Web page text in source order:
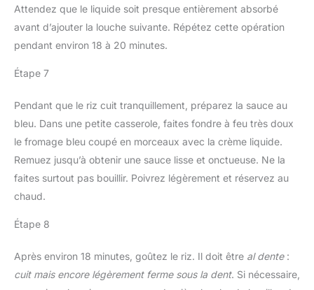
Attendez que le liquide soit presque entièrement absorbé
avant d’ajouter la louche suivante. Répétez cette opération
pendant environ 18 à 20 minutes.
Étape 7
Pendant que le riz cuit tranquillement, préparez la sauce au
bleu. Dans une petite casserole, faites fondre à feu très doux
le fromage bleu coupé en morceaux avec la crème liquide.
Remuez jusqu’à obtenir une sauce lisse et onctueuse. Ne la
faites surtout pas bouillir. Poivrez légèrement et réservez au
chaud.
Étape 8
Après environ 18 minutes, goûtez le riz. Il doit être al dente:
cuit mais encore légèrement ferme sous la dent. Si nécessaire,